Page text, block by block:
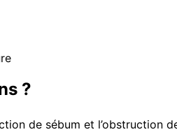
?
de sébum et l’obstruction